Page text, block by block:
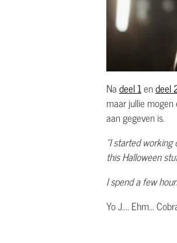
Nadeel 1endeel
maar jullie
aan gegeven is.
"I started
this Halloween
I spend a few
Yo J.... Ehm...